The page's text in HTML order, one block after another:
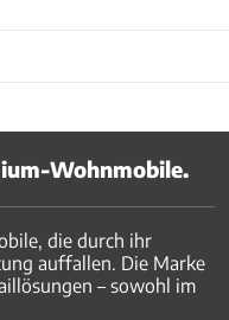
Wohnmobile.
die durch ihr
auffallen. Die Marke
– sowohl im